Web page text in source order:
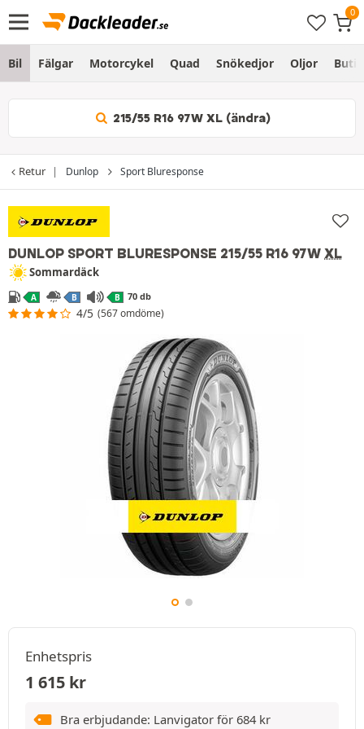
Bil Fälgar Motorcykel Quad Snökedjor Oljor Butik
215/55 R16 97W XL (ändra)
Retur Dunlop Sport Bluresponse
DUNLOP SPORT BLURESPONSE 215/55 R16 97W XL
Sommardäck
A B B 70 db
4/5 (567 omdöme)
Enhetspris
1 615 kr
Bra erbjudande: Lanvigator för 684 kr